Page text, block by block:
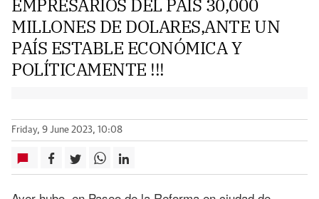
EMPRESARIOS DEL PAIS 30,000
MILLONES DE DOLARES,ANTE UN
PAÍS ESTABLE ECONÓMICA Y
POLÍTICAMENTE !!!
Friday, 9 June 2023, 10:08